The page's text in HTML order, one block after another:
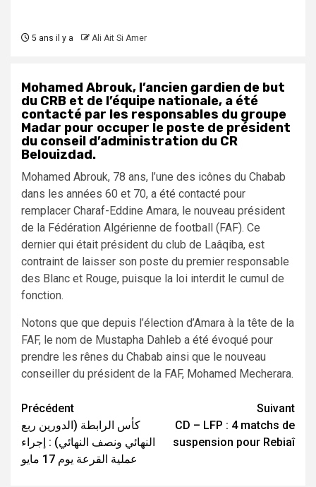
5 ans il y a Ali Ait Si Amer
Mohamed Abrouk, l’ancien gardien de but
du CRB et de l’équipe nationale, a été
contacté par les responsables du groupe
Madar pour occuper le poste de président
du conseil d’administration du CR
Belouizdad.
Mohamed Abrouk, 78 ans, l’une des icônes du Chabab
dans les années 60 et 70, a été contacté pour
remplacer Charaf-Eddine Amara, le nouveau président
de la Fédération Algérienne de football (FAF). Ce
dernier qui était président du club de Laâqiba, est
contraint de laisser son poste du premier responsable
des Blanc et Rouge, puisque la loi interdit le cumul de
fonction.
Notons que que depuis l’élection d’Amara à la tête de la
FAF, le nom de Mustapha Dahleb a été évoqué pour
prendre les rênes du Chabab ainsi que le nouveau
conseiller du président de la FAF, Mohamed Mecherara.
Navigation
d’article
Précédent
كأس الرابطة (الدورين ربع
النهائي ونصف النهائي) : إجراء
عملية القرعة يوم 17 مايو
Suivant
CD – LFP : 4 matchs de
suspension pour Rebiaî